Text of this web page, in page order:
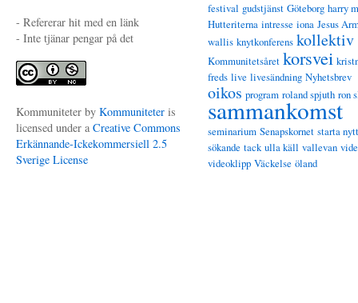
- Refererar hit med en länk
- Inte tjänar pengar på det
Kommuniteter by Kommuniteter is
licensed under a Creative Commons
Erkännande-Ickekommersiell 2.5
Sverige License
festival gudstjänst Göteborg harry
Hutteriterna intresse iona Jesus
wallis knytkonferens kollektiv
Kommunitetsåret korsvei
freds live livesändning Nyhetsbrev
oikos program roland spjuth ron
sammankomst
seminarium Senapskornet starta nytt
sökande tack ulla käll vallevan
videoklipp Väckelse öland